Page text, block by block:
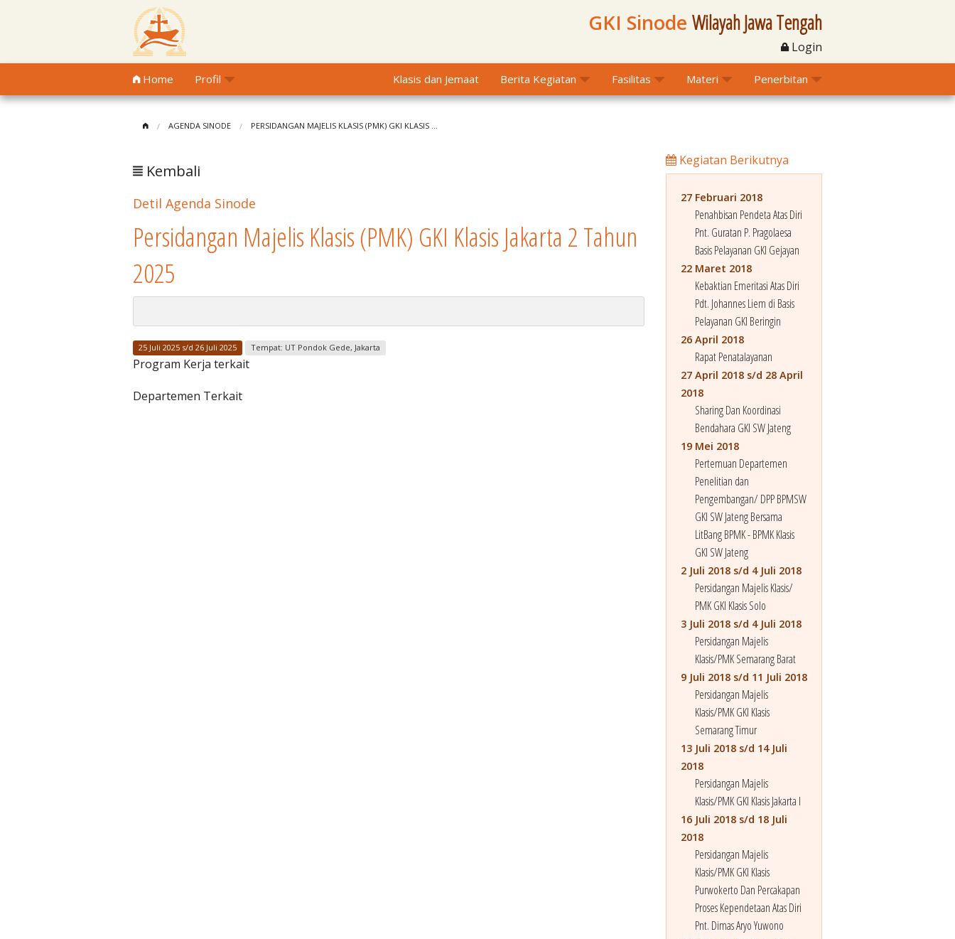
GKI Sinode Wilayah Jawa Tengah
Login
Home Profil Klasis dan Jemaat Berita Kegiatan Fasilitas Materi Penerbitan
AGENDA SINODE PERSIDANGAN MAJELIS KLASIS (PMK) GKI KLASIS ...
Kembali
Detil Agenda Sinode
Persidangan Majelis Klasis (PMK) GKI Klasis Jakarta 2 Tahun
2025
25 Juli 2025 s/d 26 Juli 2025 Tempat: UT Pondok Gede, Jakarta
Program Kerja terkait
Departemen Terkait
Kegiatan Berikutnya
27 Februari 2018
Penahbisan Pendeta Atas Diri
Pnt. Guratan P. Pragolaesa
Basis Pelayanan GKI Gejayan
22 Maret 2018
Kebaktian Emeritasi Atas Diri
Pdt. Johannes Liem di Basis
Pelayanan GKI Beringin
26 April 2018
Rapat Penatalayanan
27 April 2018 s/d 28 April
2018
Sharing Dan Koordinasi
Bendahara GKI SW Jateng
19 Mei 2018
Pertemuan Departemen
Penelitian dan
Pengembangan/ DPP BPMSW
GKI SW Jateng Bersama
LitBang BPMK - BPMK Klasis
GKI SW Jateng
2 Juli 2018 s/d 4 Juli 2018
Persidangan Majelis Klasis/
PMK GKI Klasis Solo
3 Juli 2018 s/d 4 Juli 2018
Persidangan Majelis
Klasis/PMK Semarang Barat
9 Juli 2018 s/d 11 Juli 2018
Persidangan Majelis
Klasis/PMK GKI Klasis
Semarang Timur
13 Juli 2018 s/d 14 Juli
2018
Persidangan Majelis
Klasis/PMK GKI Klasis Jakarta I
16 Juli 2018 s/d 18 Juli
2018
Persidangan Majelis
Klasis/PMK GKI Klasis
Purwokerto Dan Percakapan
Proses Kependetaan Atas Diri
Pnt. Dimas Aryo Yuwono